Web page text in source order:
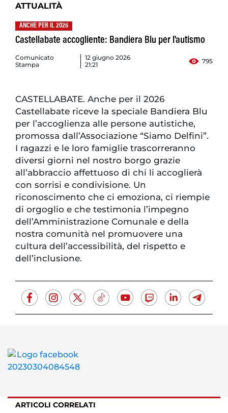
ATTUALITÀ
ANCHE PER IL 2026
Castellabate accogliente: Bandiera Blu per l'autismo
Comunicato
Stampa
12 giugno 2026
21:21
795
CASTELLABATE. Anche per il 2026
Castellabate riceve la speciale Bandiera Blu
per l’accoglienza alle persone autistiche,
promossa dall’Associazione “Siamo Delfini”.
I ragazzi e le loro famiglie trascorreranno
diversi giorni nel nostro borgo grazie
all’abbraccio affettuoso di chi li accoglierà
con sorrisi e condivisione. Un
riconoscimento che ci emoziona, ci riempie
di orgoglio e che testimonia l’impegno
dell’Amministrazione Comunale e della
nostra comunità nel promuovere una
cultura dell’accessibilità, del rispetto e
dell’inclusione.
ARTICOLI CORRELATI